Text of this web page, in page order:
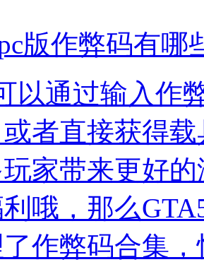
版作弊码有哪
以通过输入作
者直接获得
家带来更好
哦，那么
作弊码合集